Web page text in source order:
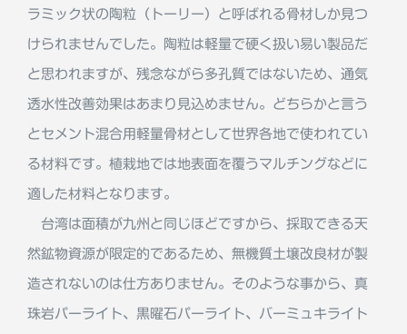
ラミック状の陶粒（トーリー）と呼ばれる骨材しか見つ
けられませんでした。陶粒は軽量で硬く扱い易い製品だ
と思われますが、残念ながら多孔質ではないため、通気
透水性改善効果はあまり見込めません。どちらかと言う
とセメント混合用軽量骨材として世界各地で使われてい
る材料です。植栽地では地表面を覆うマルチングなどに
適した材料となります。
台湾は面積が九州と同じほどですから、採取できる天
然鉱物資源が限定的であるため、無機質土壌改良材が製
造されないのは仕方ありません。そのような事から、真
珠岩パーライト、黒曜石パーライト、バーミュキライト